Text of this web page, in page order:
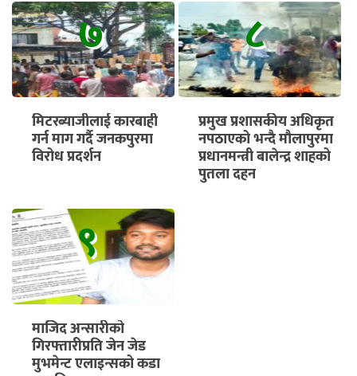
७
मिटरब्याजीलाई कारबाही
गर्न माग गर्दै जनकपुरमा
विरोध प्रदर्शन
८
प्रमुख प्रशासकीय अधिकृत
नपठाएको भन्दै मौलापुरमा
प्रधानमन्त्री बालेन्द्र शाहको
पुतला दहन
९
माजिद अन्सारीको
गिरफ्तारीप्रति जेन जेड
मुभमेन्ट एलाइन्सको कडा